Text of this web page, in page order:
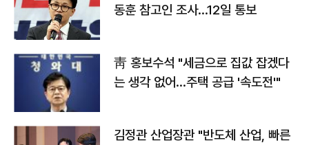
동훈 참고인 조사...12일 통보
靑 홍보수석 "세금으로 집값 잡겠다
는 생각 없어…주택 공급 '속도전'"
김정관 산업장관 "반도체 산업, 빠른